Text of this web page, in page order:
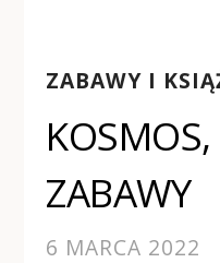
ZABAWY I
ZABAWY
6 MARCA 2022